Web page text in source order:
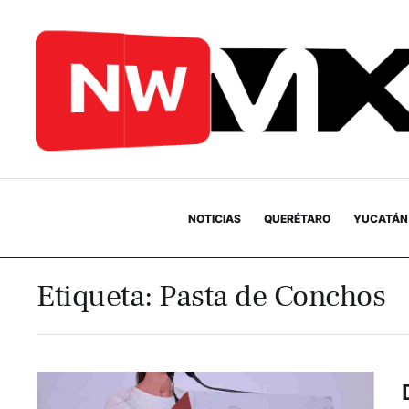
NOTICIAS QUERÉTARO YUCATÁN
Etiqueta: Pasta de Conchos